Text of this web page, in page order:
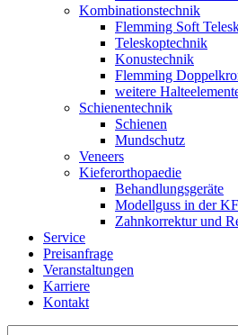
Kombinations­technik
Flemming Soft
Teleskoptechnik
Konustechnik
Flemming
weitere
Schienen­technik
Schienen
Mundschutz
Veneers
Kieferorthopaedie
Behandlungs­geräte
Modellguss in der
Zahnkorrektur und
Service
Preisanfrage
Veranstaltungen
Karriere
Kontakt